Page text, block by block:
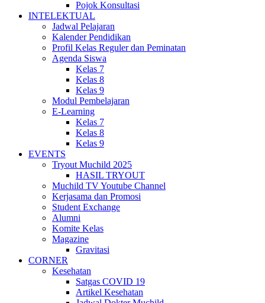
Pojok Konsultasi
INTELEKTUAL
Jadwal Pelajaran
Kalender Pendidikan
Profil Kelas Reguler dan Peminatan
Agenda Siswa
Kelas 7
Kelas 8
Kelas 9
Modul Pembelajaran
E-Learning
Kelas 7
Kelas 8
Kelas 9
EVENTS
Tryout Muchild 2025
HASIL TRYOUT
Muchild TV Youtube Channel
Kerjasama dan Promosi
Student Exchange
Alumni
Komite Kelas
Magazine
Gravitasi
CORNER
Kesehatan
Satgas COVID 19
Artikel Kesehatan